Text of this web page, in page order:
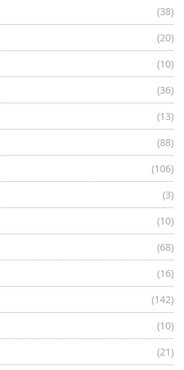
(38)
(20)
(10)
(36)
(13)
(88)
(106)
(3)
(10)
(68)
(16)
(142)
(10)
(21)